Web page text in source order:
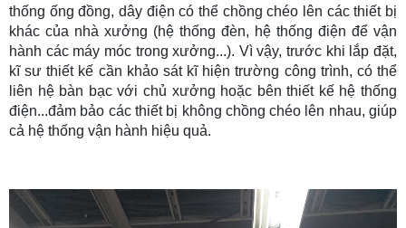
thống ống đồng, dây điện có thể chồng chéo lên các thiết bị
khác của nhà xưởng (hệ thống đèn, hệ thống điện để vận
hành các máy móc trong xưởng...). Vì vậy, trước khi lắp đặt,
kĩ sư thiết kế cần khảo sát kĩ hiện trường công trình, có thể
liên hệ bàn bạc với chủ xưởng hoặc bên thiết kế hệ thống
điện...đảm bảo các thiết bị không chồng chéo lên nhau, giúp
cả hệ thống vận hành hiệu quả.